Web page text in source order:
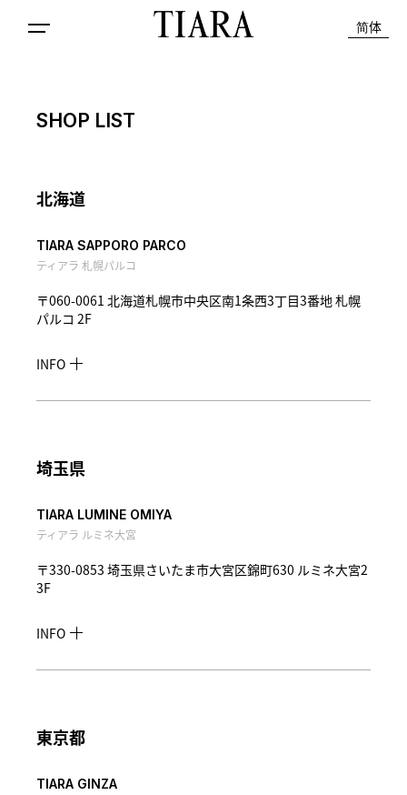
简体
SHOP LIST
北海道
TIARA SAPPORO PARCO
ティアラ 札幌パルコ
〒060-0061 北海道札幌市中央区南1条西3丁目3番地 札幌
パルコ 2F
INFO
埼玉県
TIARA LUMINE OMIYA
ティアラ ルミネ大宮
〒330-0853 埼玉県さいたま市大宮区錦町630 ルミネ大宮2
3F
INFO
東京都
TIARA GINZA